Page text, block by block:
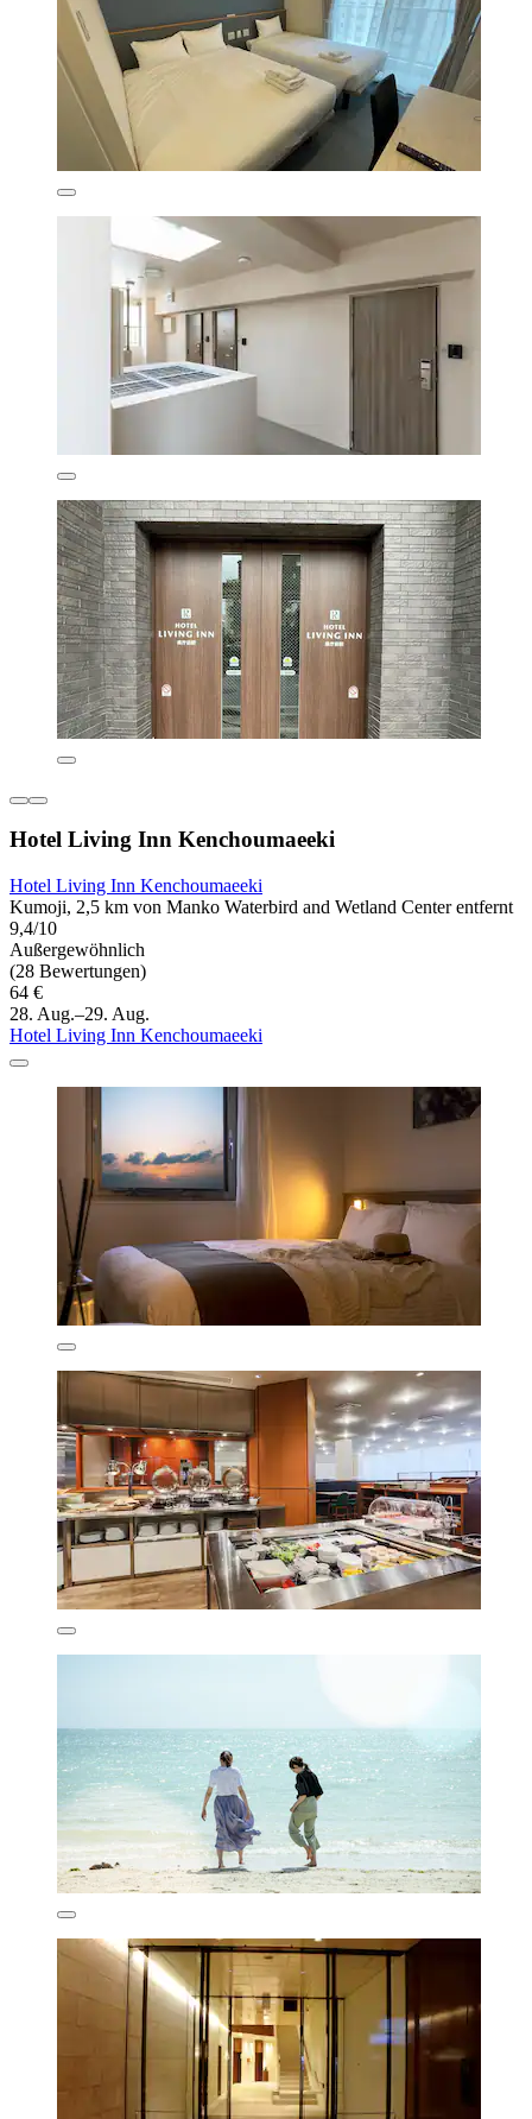
Hotel Living Inn Kenchoumaeeki
Hotel Living Inn Kenchoumaeeki
Kumoji, 2,5 km von Manko Waterbird and Wetland Center entfernt
9,4/10
Außergewöhnlich
(28 Bewertungen)
64 €
28. Aug.–29. Aug.
Hotel Living Inn Kenchoumaeeki